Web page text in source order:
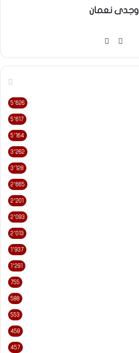
وجدى نعمان
موقع
5٬626
5٬617
5٬164
3٬262
3٬128
2٬665
2٬201
2٬093
2٬013
1٬937
1٬291
755
588
553
458
457